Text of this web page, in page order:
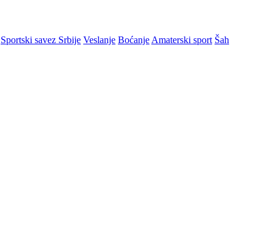
Sportski savez Srbije Veslanje Boćanje Amaterski sport Šah